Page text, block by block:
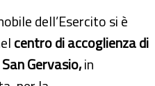
dell’Esercito si è
centro di accoglienza di
Gervasio,in